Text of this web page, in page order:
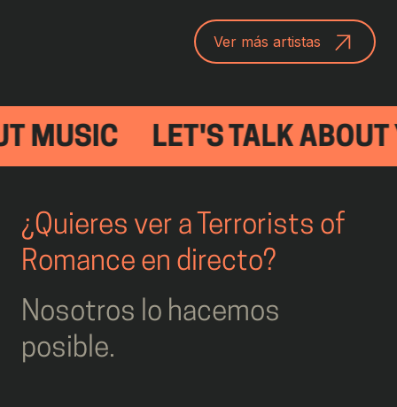
Ver más artistas
MUSIC LET'S TALK ABOUT
¿Quieres ver a Terrorists of
Romance en directo?
Nosotros lo hacemos
posible.